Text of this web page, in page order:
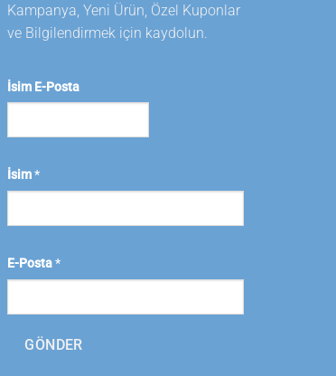
Kampanya, Yeni Ürün, Özel Kuponlar
ve Bilgilendirmek için kaydolun.
İsim E-Posta
İsim*
E-Posta*
GÖNDER